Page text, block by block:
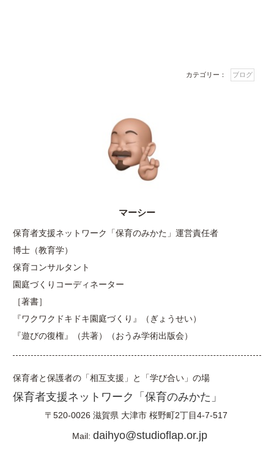
カテゴリー： ブログ
マーシー
保育者支援ネットワーク「保育のみかた」運営責任者
博士（教育学）
保育コンサルタント
園庭づくりコーディネーター
［著書］
『ワクワクドキドキ園庭づくり』（ぎょうせい）
『遊びの復権』（共著）（おうみ学術出版会）
保育者と保護者の「相互支援」と「学び合い」の場
保育者支援ネットワーク「保育のみかた」
〒520-0026 滋賀県 大津市 桜野町2丁目4-7-517
Mail: daihyo@studioflap.or.jp